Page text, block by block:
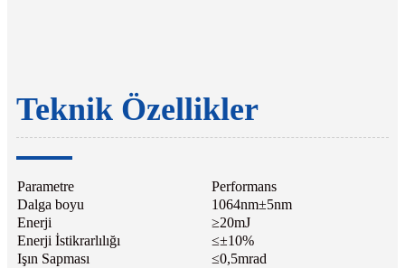
Teknik Özellikler
Parametre
Performans
Dalga boyu
1064nm±5nm
Enerji
≥20mJ
Enerji İstikrarlılığı
≤±10%
Işın Sapması
≤0,5mrad